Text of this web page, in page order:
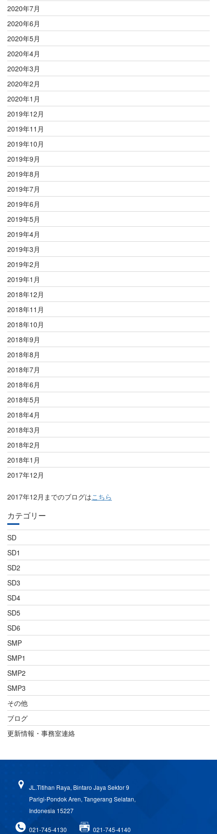
2020年7月
2020年6月
2020年5月
2020年4月
2020年3月
2020年2月
2020年1月
2019年12月
2019年11月
2019年10月
2019年9月
2019年8月
2019年7月
2019年6月
2019年5月
2019年4月
2019年3月
2019年2月
2019年1月
2018年12月
2018年11月
2018年10月
2018年9月
2018年8月
2018年7月
2018年6月
2018年5月
2018年4月
2018年3月
2018年2月
2018年1月
2017年12月
2017年12月までのブログはこちら
カテゴリー
SD
SD1
SD2
SD3
SD4
SD5
SD6
SMP
SMP1
SMP2
SMP3
その他
ブログ
更新情報・事務室連絡
JL.Titihan Raya, Bintaro Jaya Sektor 9
Parigi-Pondok Aren, Tangerang Selatan,
Indonesia 15227
021-745-4130 021-745-4140